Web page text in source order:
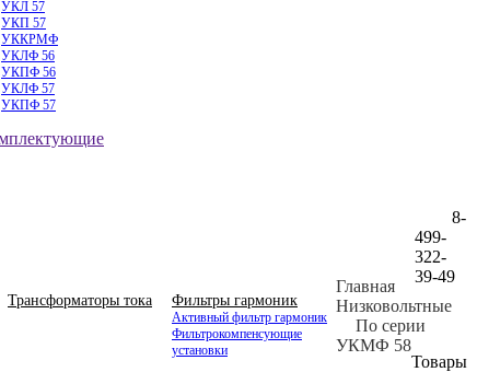
УКЛ 57
УКП 57
УККРМФ
УКЛФ 56
УКПФ 56
УКЛФ 57
УКПФ 57
Трансформаторы тока Фильтры гармоник
Активный фильтр гармоник
Фильтрокомпенсующие
установки
Главная
Низковольтные
По серии
УКМФ 58
8-
499-
322-
39-49
Товары